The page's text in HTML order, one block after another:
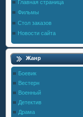
Главная страница
Фильмы
Стол заказов
Новости сайта
Жанр
Боевик
Вестерн
Военный
Детектив
Драма